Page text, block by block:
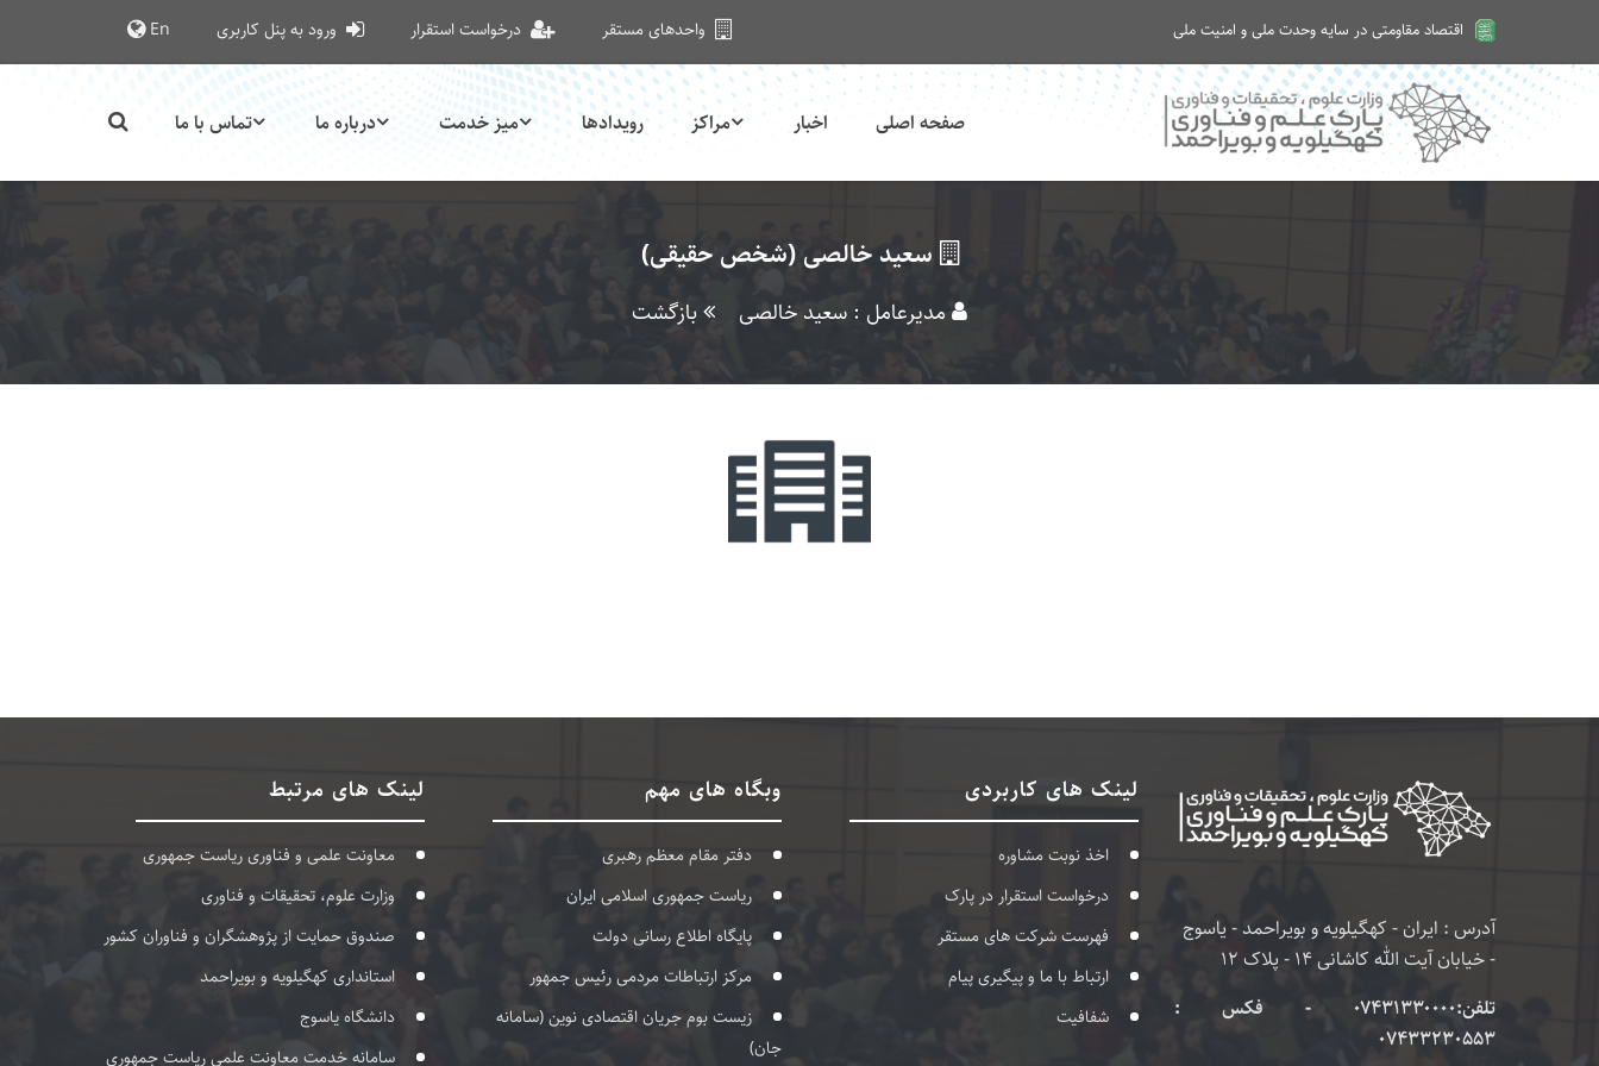
اقتصاد مقاومتی در سایه وحدت ملی و امنیت ملی
امروز جمعه ۱۶ مرداد ۱۴۰۵
واحدهای مستقر درخواست استقرار ورود به پنل کاربری En
صفحه اصلی اخبار مراکز رویدادها میز خدمت درباره ما تماس با ما
سعید خالصی (شخص حقیقی)
مدیرعامل : سعید خالصی بازگشت
آدرس : ایران - کهگیلویه و بویراحمد - یاسوج
- خیابان آیت الله کاشانی 14 - پلاک 12
تلفن:۰۷۴۳۱۳۳۰۰۰۰ - فکس :
07433230553
لینک های کاربردی
اخذ نوبت مشاوره
درخواست استقرار در پارک
فهرست شرکت های مستقر
ارتباط با ما و پیگیری پیام
شفافیت
وبگاه های مهم
دفتر مقام معظم رهبری
ریاست جمهوری اسلامی ایران
پایگاه اطلاع رسانی دولت
مرکز ارتباطات مردمی رئیس جمهور
زیست بوم جریان اقتصادی نوین (سامانه
جان)
لینک های مرتبط
معاونت علمی و فناوری ریاست جمهوری
وزارت علوم، تحقیقات و فناوری
صندوق حمایت از پژوهشگران و فناوران کشور
استانداری کهگیلویه و بویراحمد
دانشگاه یاسوج
سامانه خدمت معاونت علمی ریاست جمهوری